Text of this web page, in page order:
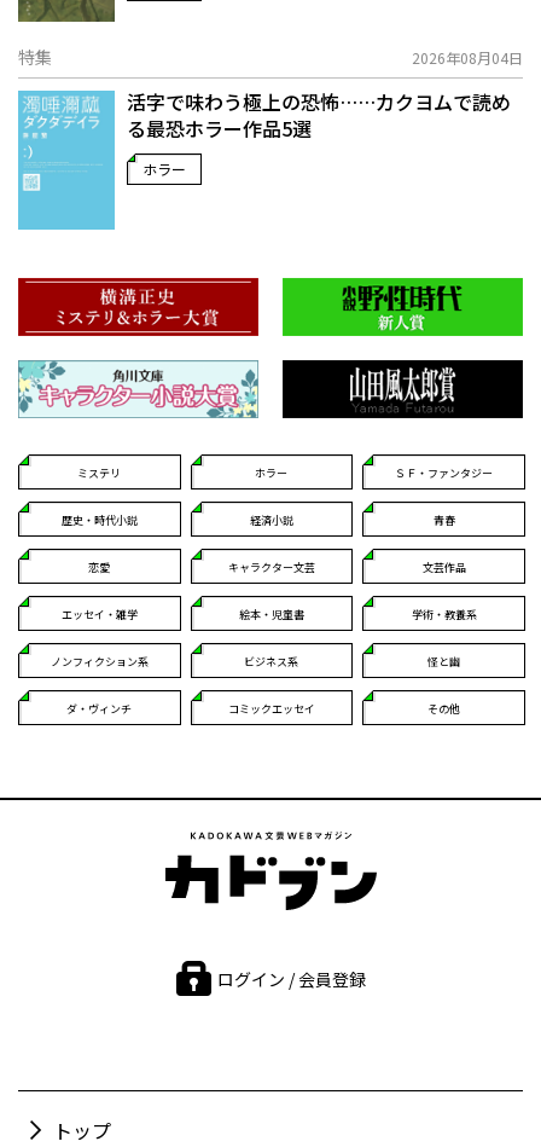
特集 2026年08月04日
活字で味わう極上の恐怖……カクヨムで読め
る最恐ホラー作品5選
ホラー
ミステリ ホラー ＳＦ・ファンタジー
歴史・時代小説 経済小説 青春
恋愛 キャラクター文芸 文芸作品
エッセイ・雑学 絵本・児童書 学術・教養系
ノンフィクション系 ビジネス系 怪と幽
ダ・ヴィンチ コミックエッセイ その他
ログイン / 会員登録
トップ